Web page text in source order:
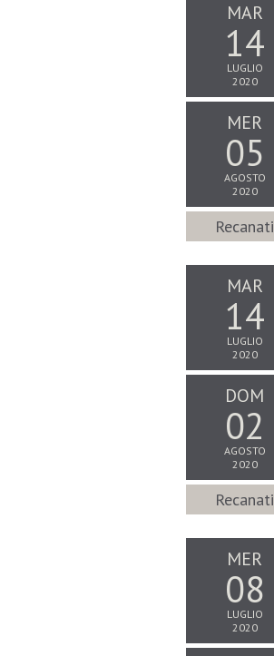
MAR
14
LUGLIO
2020
MER
05
AGOSTO
2020
Recanati
MAR
14
LUGLIO
2020
DOM
02
AGOSTO
2020
Recanati
MER
08
LUGLIO
2020